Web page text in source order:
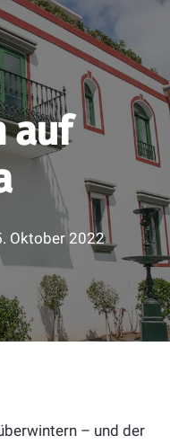
auf
Oktober 2022
– und der